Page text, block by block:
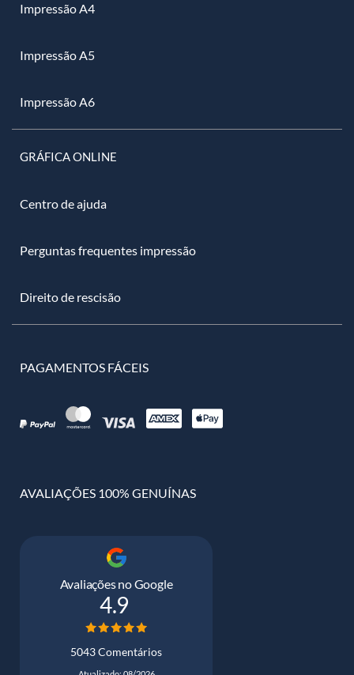
Impressão A4
Impressão A5
Impressão A6
GRÁFICA ONLINE
Centro de ajuda
Perguntas frequentes impressão
Direito de rescisão
PAGAMENTOS FÁCEIS
AVALIAÇÕES 100% GENUÍNAS
Avaliações no Google
4.9
5043 Comentários